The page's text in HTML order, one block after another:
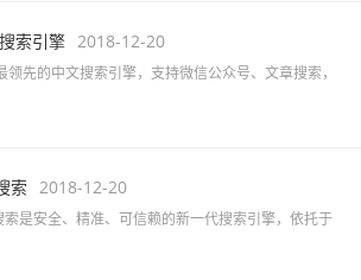
索引擎 2018-12-20
领先的中文搜索引擎，支持微信公众号、文章搜索，
索 2018-12-20
是安全、精准、可信赖的新一代搜索引擎，依托于